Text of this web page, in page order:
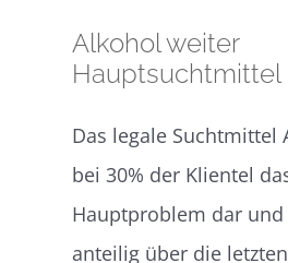
Alkohol weiter
Hauptsuchtmittel
Das legale Suchtmittel
bei 30% der Klientel
Hauptproblem dar
anteilig über die